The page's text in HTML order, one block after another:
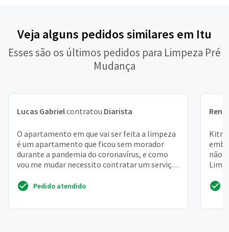
Veja alguns pedidos similares em Itu
Esses são os últimos pedidos para Limpeza Pré
Mudança
Lucas Gabrielcontratou Diarista
O apartamento em que vai ser feita a limpeza
é um apartamento que ficou sem morador
durante a pandemia do coronavírus, e como
vou me mudar necessito contratar um serviço
Pedido atendido
não